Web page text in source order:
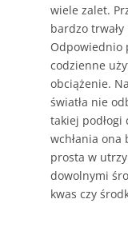
wiele zalet.
bardzo
Odpowiednio
codzienne
obciążenie.
światła nie
takiej
wchłania
prosta w
dowolnymi
kwas czy